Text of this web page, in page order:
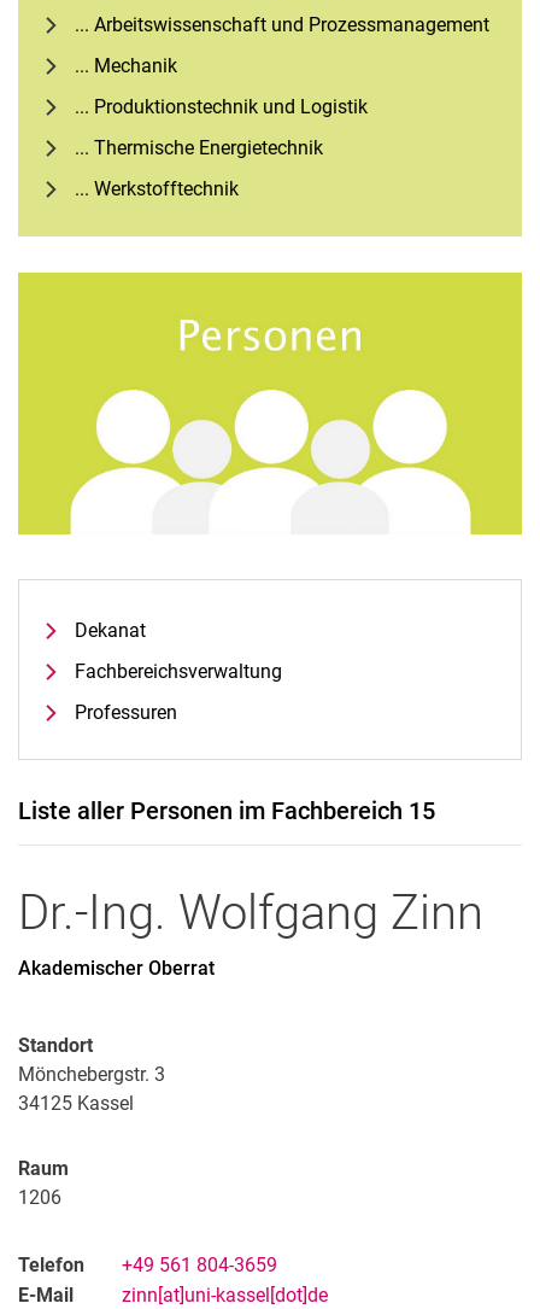
... Ar­beits­wis­sen­schaft und Pro­zess­ma­nage­ment
... Mechanik
... Produktionstechnik und Logistik
... Thermische Energietechnik
... Werkstofftechnik
Dekanat
Fach­be­reichs­ver­wal­tung
Professuren
Liste aller Personen im Fachbereich 15
Dr.-Ing. Wolfgang Zinn
Akademischer Oberrat
Standort
Mönchebergstr. 3
34125 Kassel
Raum
1206
Telefon
+49 561 804-3659
E-Mail
zinn[at]uni-kassel[dot]de